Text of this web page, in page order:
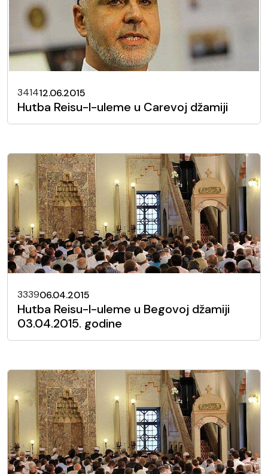
341412.06.2015
Hutba Reisu-l-uleme u Carevoj džamiji
333906.04.2015
Hutba Reisu-l-uleme u Begovoj džamiji
03.04.2015. godine